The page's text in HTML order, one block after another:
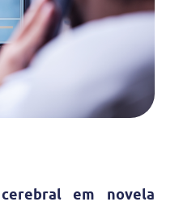
em novela